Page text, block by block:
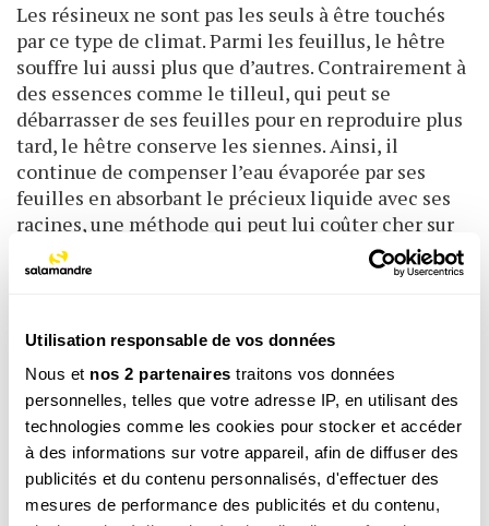
Utilisation responsable de vos données
Nous et nos 2 partenaires traitons vos données
personnelles, telles que votre adresse IP, en utilisant des
technologies comme les cookies pour stocker et accéder
à des informations sur votre appareil, afin de diffuser des
publicités et du contenu personnalisés, d'effectuer des
mesures de performance des publicités et du contenu,
Les résineux ne sont pas les seuls à être touchés
par ce type de climat. Parmi les feuillus, le hêtre
souffre lui aussi plus que d’autres. Contrairement à
des essences comme le tilleul, qui peut se
débarrasser de ses feuilles pour en reproduire plus
tard, le hêtre conserve les siennes. Ainsi, il
continue de compenser l’eau évaporée par ses
feuilles en absorbant le précieux liquide avec ses
racines, une méthode qui peut lui coûter cher sur
un sol asséché, à cause du phénomène de
cavitation. «
Des bulles de gaz vont s’infiltrer dans ses
racines aux feuilles, ce qui provoquera la mort de
certaines parties de l’arbre », détaille l'ingénieur.
Aujourd’hui, même les essences réputées plus
adaptées à la chaleur, comme le chêne, souffrent
des sécheresses de ces dernières années. Une des
solutions possibles à cette problématique est la
diversification – pour éviter les hécatombes – avec